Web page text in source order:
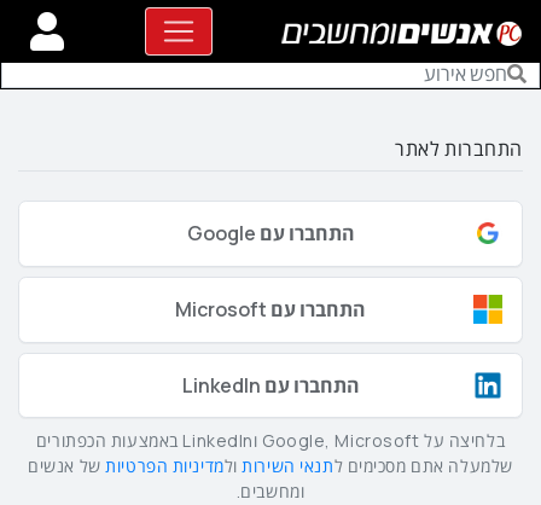
התחברות לאתר
התחברו עם Google
התחברו עם Microsoft
התחברו עם LinkedIn
בלחיצה על Google, Microsoft וLinkedIn באמצעות הכפתורים
שלמעלה אתם מסכימים לתנאי השירותולמדיניות הפרטיותשל אנשים
ומחשבים.